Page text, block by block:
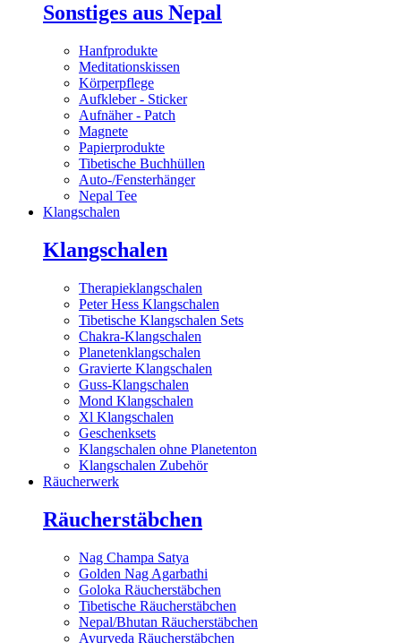
Sonstiges aus Nepal
Hanfprodukte
Meditationskissen
Körperpflege
Aufkleber - Sticker
Aufnäher - Patch
Magnete
Papierprodukte
Tibetische Buchhüllen
Auto-/Fensterhänger
Nepal Tee
Klangschalen
Klangschalen
Therapieklangschalen
Peter Hess Klangschalen
Tibetische Klangschalen Sets
Chakra-Klangschalen
Planetenklangschalen
Gravierte Klangschalen
Guss-Klangschalen
Mond Klangschalen
Xl Klangschalen
Geschenksets
Klangschalen ohne Planetenton
Klangschalen Zubehör
Räucherwerk
Räucherstäbchen
Nag Champa Satya
Golden Nag Agarbathi
Goloka Räucherstäbchen
Tibetische Räucherstäbchen
Nepal/Bhutan Räucherstäbchen
Ayurveda Räucherstäbchen